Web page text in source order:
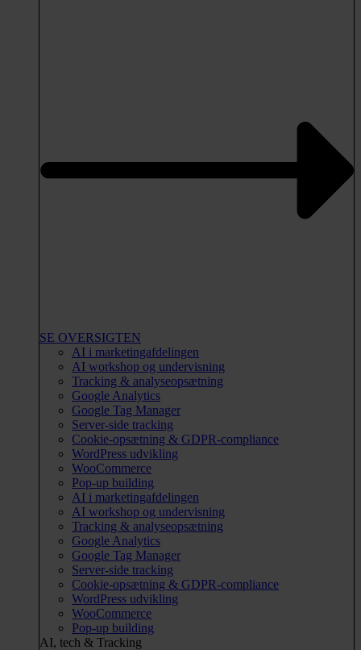
SE OVERSIGTEN
AI i marketingafdelingen
AI workshop og undervisning
Tracking & analyseopsætning
Google Analytics
Google Tag Manager
Server-side tracking
Cookie-opsætning & GDPR-compliance
WordPress udvikling
WooCommerce
Pop-up building
AI i marketingafdelingen
AI workshop og undervisning
Tracking & analyseopsætning
Google Analytics
Google Tag Manager
Server-side tracking
Cookie-opsætning & GDPR-compliance
WordPress udvikling
WooCommerce
Pop-up building
AI, tech & Tracking